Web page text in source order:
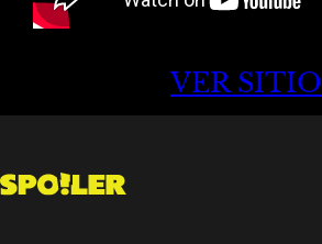
VER SITIO